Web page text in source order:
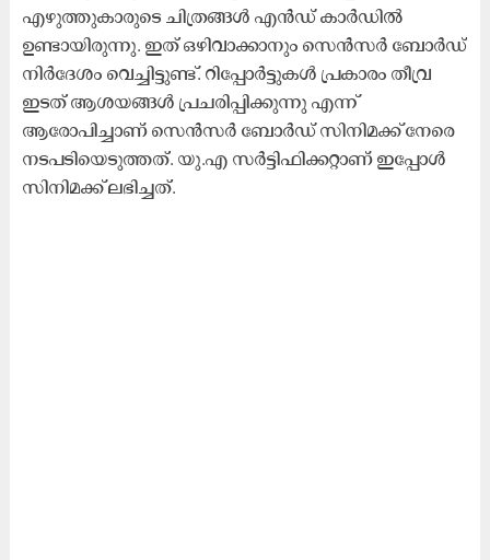
എഴുത്തുകാരുടെ ചിത്രങ്ങൾ എന്‍ഡ് കാര്‍ഡില്‍
ഉണ്ടായിരുന്നു. ഇത് ഒഴിവാക്കാനും സെൻസർ ബോർഡ്
നിർദേശം വെച്ചിട്ടുണ്ട്. റിപ്പോർട്ടുകൾ പ്രകാരം തീവ്ര
ഇടത് ആശയങ്ങള്‍ പ്രചരിപ്പിക്കുന്നു എന്ന്
ആരോപിച്ചാണ് സെൻസർ ബോർഡ് സിനിമക്ക് നേരെ
നടപടിയെടുത്തത്. യു.എ സ‌ർ‌ട്ടിഫിക്കറ്റാണ് ഇപ്പോൾ
സിനിമക്ക് ലഭിച്ചത്.